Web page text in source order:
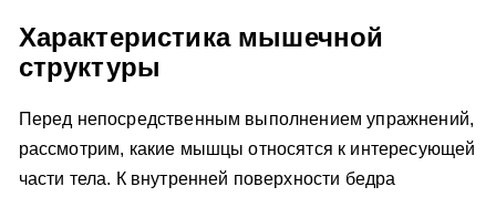
Характеристика мышечной
структуры
Перед непосредственным выполнением упражнений,
рассмотрим, какие мышцы относятся к интересующей
части тела. К внутренней поверхности бедра